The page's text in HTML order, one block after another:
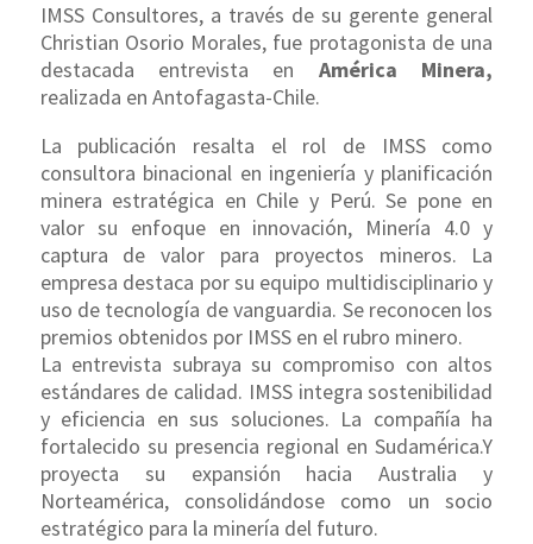
IMSS Consultores, a través de su gerente general
Christian Osorio Morales, fue protagonista de una
destacada entrevista en América Minera,
realizada en Antofagasta-Chile.
La publicación resalta el rol de IMSS como
consultora binacional en ingeniería y planificación
minera estratégica en Chile y Perú. Se pone en
valor su enfoque en innovación, Minería 4.0 y
captura de valor para proyectos mineros. La
empresa destaca por su equipo multidisciplinario y
uso de tecnología de vanguardia. Se reconocen los
premios obtenidos por IMSS en el rubro minero.
La entrevista subraya su compromiso con altos
estándares de calidad. IMSS integra sostenibilidad
y eficiencia en sus soluciones. La compañía ha
fortalecido su presencia regional en Sudamérica.Y
proyecta su expansión hacia Australia y
Norteamérica, consolidándose como un socio
estratégico para la minería del futuro.